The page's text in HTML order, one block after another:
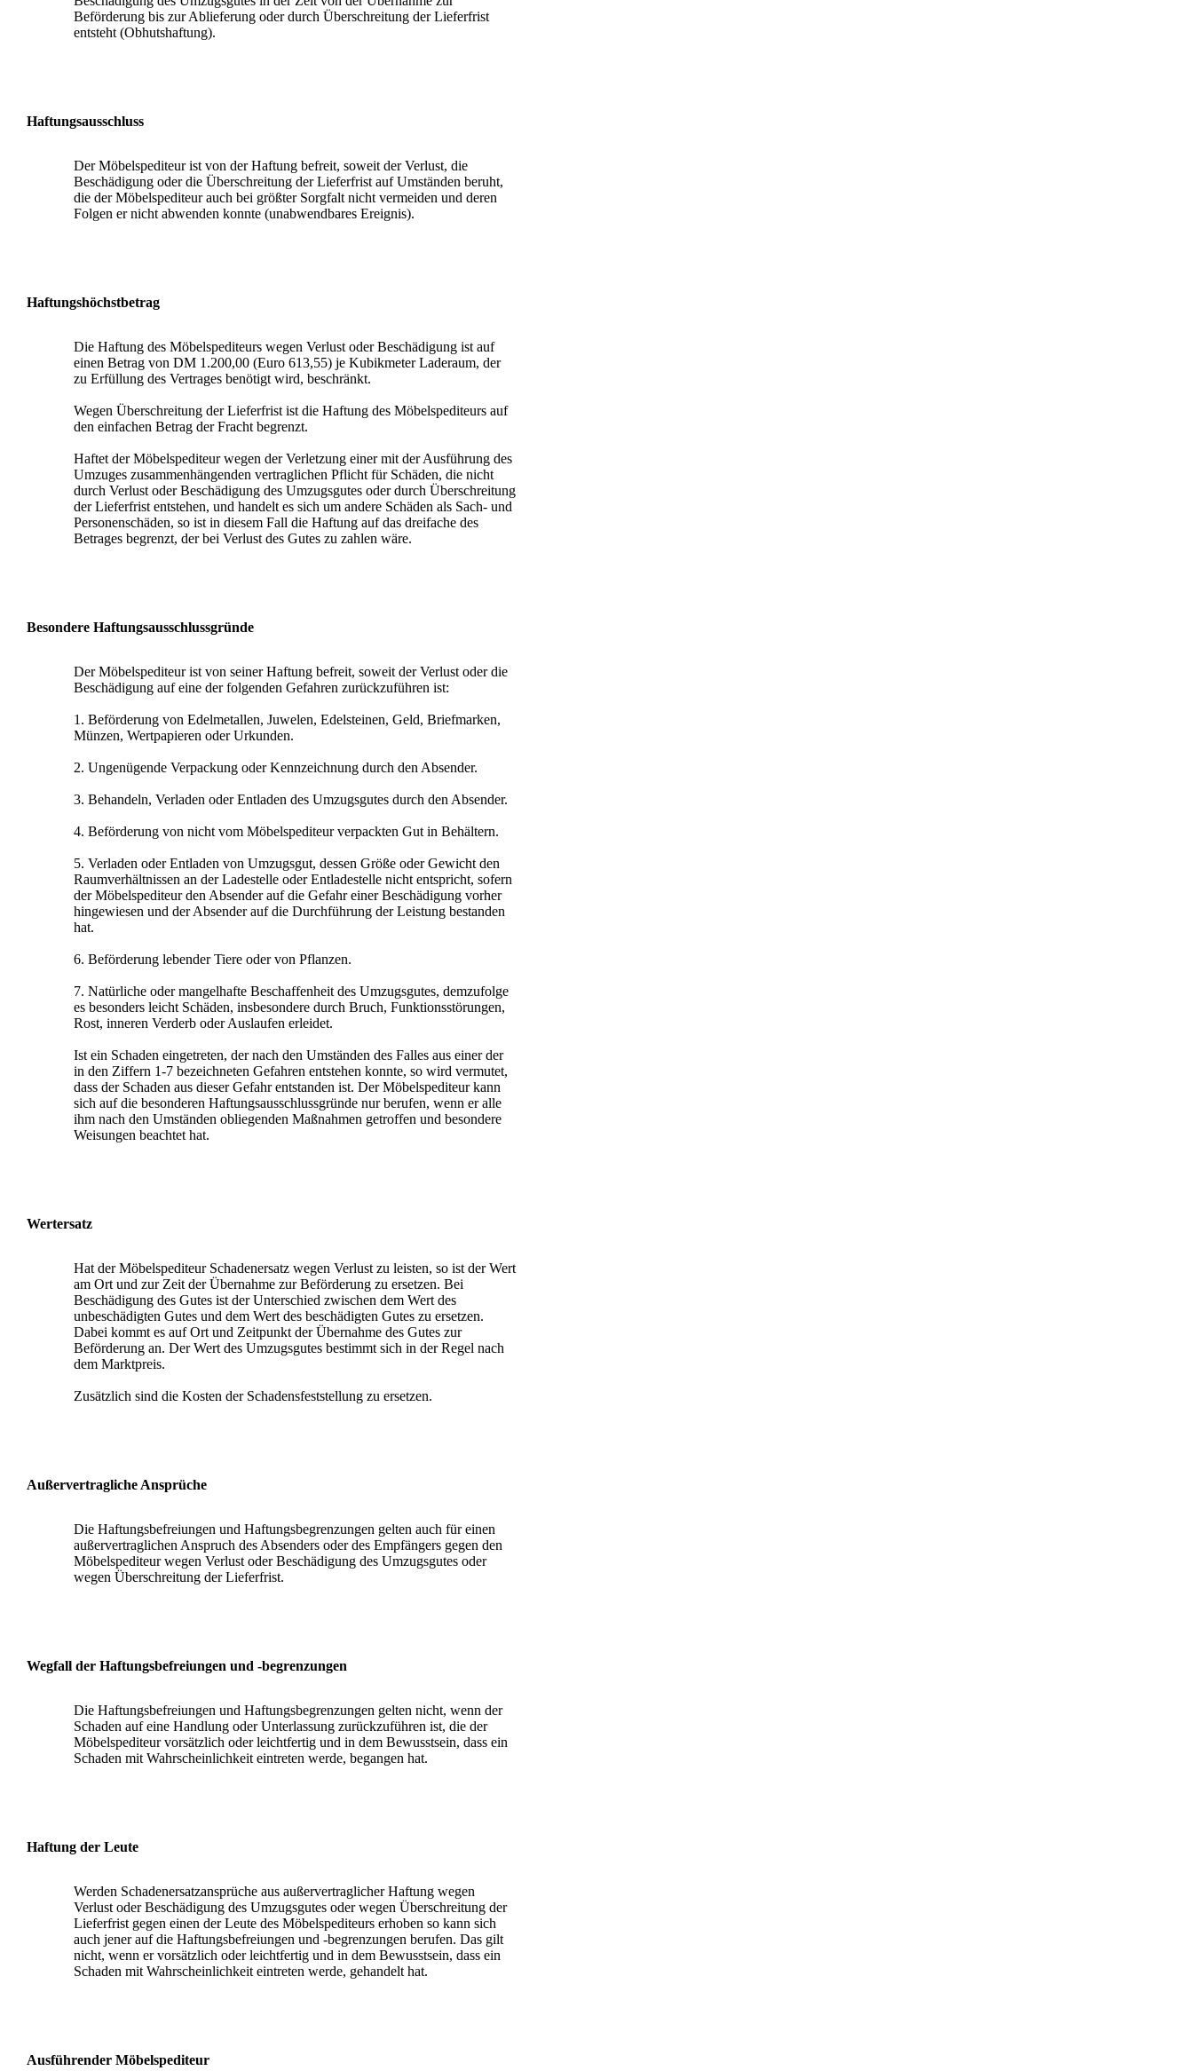
Beförderung bis zur Ablieferung oder durch Überschreitung der Lieferfrist
entsteht (Obhutshaftung).
Haftungsausschluss
Der Möbelspediteur ist von der Haftung befreit, soweit der Verlust, die
Beschädigung oder die Überschreitung der Lieferfrist auf Umständen beruht,
die der Möbelspediteur auch bei größter Sorgfalt nicht vermeiden und deren
Folgen er nicht abwenden konnte (unabwendbares Ereignis).
Haftungshöchstbetrag
Die Haftung des Möbelspediteurs wegen Verlust oder Beschädigung ist auf
einen Betrag von DM 1.200,00 (Euro 613,55) je Kubikmeter Laderaum, der
zu Erfüllung des Vertrages benötigt wird, beschränkt.
Wegen Überschreitung der Lieferfrist ist die Haftung des Möbelspediteurs auf
den einfachen Betrag der Fracht begrenzt.
Haftet der Möbelspediteur wegen der Verletzung einer mit der Ausführung des
Umzuges zusammenhängenden vertraglichen Pflicht für Schäden, die nicht
durch Verlust oder Beschädigung des Umzugsgutes oder durch Überschreitung
der Lieferfrist entstehen, und handelt es sich um andere Schäden als Sach- und
Personenschäden, so ist in diesem Fall die Haftung auf das dreifache des
Betrages begrenzt, der bei Verlust des Gutes zu zahlen wäre.
Besondere Haftungsausschlussgründe
Der Möbelspediteur ist von seiner Haftung befreit, soweit der Verlust oder die
Beschädigung auf eine der folgenden Gefahren zurückzuführen ist:
1. Beförderung von Edelmetallen, Juwelen, Edelsteinen, Geld, Briefmarken,
Münzen, Wertpapieren oder Urkunden.
2. Ungenügende Verpackung oder Kennzeichnung durch den Absender.
3. Behandeln, Verladen oder Entladen des Umzugsgutes durch den Absender.
4. Beförderung von nicht vom Möbelspediteur verpackten Gut in Behältern.
5. Verladen oder Entladen von Umzugsgut, dessen Größe oder Gewicht den
Raumverhältnissen an der Ladestelle oder Entladestelle nicht entspricht, sofern
der Möbelspediteur den Absender auf die Gefahr einer Beschädigung vorher
hingewiesen und der Absender auf die Durchführung der Leistung bestanden
hat.
6. Beförderung lebender Tiere oder von Pflanzen.
7. Natürliche oder mangelhafte Beschaffenheit des Umzugsgutes, demzufolge
es besonders leicht Schäden, insbesondere durch Bruch, Funktionsstörungen,
Rost, inneren Verderb oder Auslaufen erleidet.
Ist ein Schaden eingetreten, der nach den Umständen des Falles aus einer der
in den Ziffern 1-7 bezeichneten Gefahren entstehen konnte, so wird vermutet,
dass der Schaden aus dieser Gefahr entstanden ist. Der Möbelspediteur kann
sich auf die besonderen Haftungsausschlussgründe nur berufen, wenn er alle
ihm nach den Umständen obliegenden Maßnahmen getroffen und besondere
Weisungen beachtet hat.
Wertersatz
Hat der Möbelspediteur Schadenersatz wegen Verlust zu leisten, so ist der Wert
am Ort und zur Zeit der Übernahme zur Beförderung zu ersetzen. Bei
Beschädigung des Gutes ist der Unterschied zwischen dem Wert des
unbeschädigten Gutes und dem Wert des beschädigten Gutes zu ersetzen.
Dabei kommt es auf Ort und Zeitpunkt der Übernahme des Gutes zur
Beförderung an. Der Wert des Umzugsgutes bestimmt sich in der Regel nach
dem Marktpreis.
Zusätzlich sind die Kosten der Schadensfeststellung zu ersetzen.
Außervertragliche Ansprüche
Die Haftungsbefreiungen und Haftungsbegrenzungen gelten auch für einen
außervertraglichen Anspruch des Absenders oder des Empfängers gegen den
Möbelspediteur wegen Verlust oder Beschädigung des Umzugsgutes oder
wegen Überschreitung der Lieferfrist.
Wegfall der Haftungsbefreiungen und -begrenzungen
Die Haftungsbefreiungen und Haftungsbegrenzungen gelten nicht, wenn der
Schaden auf eine Handlung oder Unterlassung zurückzuführen ist, die der
Möbelspediteur vorsätzlich oder leichtfertig und in dem Bewusstsein, dass ein
Schaden mit Wahrscheinlichkeit eintreten werde, begangen hat.
Haftung der Leute
Werden Schadenersatzansprüche aus außervertraglicher Haftung wegen
Verlust oder Beschädigung des Umzugsgutes oder wegen Überschreitung der
Lieferfrist gegen einen der Leute des Möbelspediteurs erhoben so kann sich
auch jener auf die Haftungsbefreiungen und -begrenzungen berufen. Das gilt
nicht, wenn er vorsätzlich oder leichtfertig und in dem Bewusstsein, dass ein
Schaden mit Wahrscheinlichkeit eintreten werde, gehandelt hat.
Ausführender Möbelspediteur